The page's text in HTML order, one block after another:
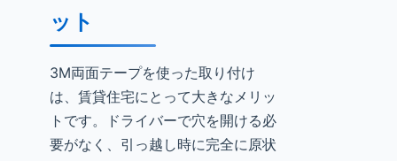
ット
3M両面テープを使った取り付け
は、賃貸住宅にとって大きなメリッ
トです。ドライバーで穴を開ける必
要がなく、引っ越し時に完全に原状